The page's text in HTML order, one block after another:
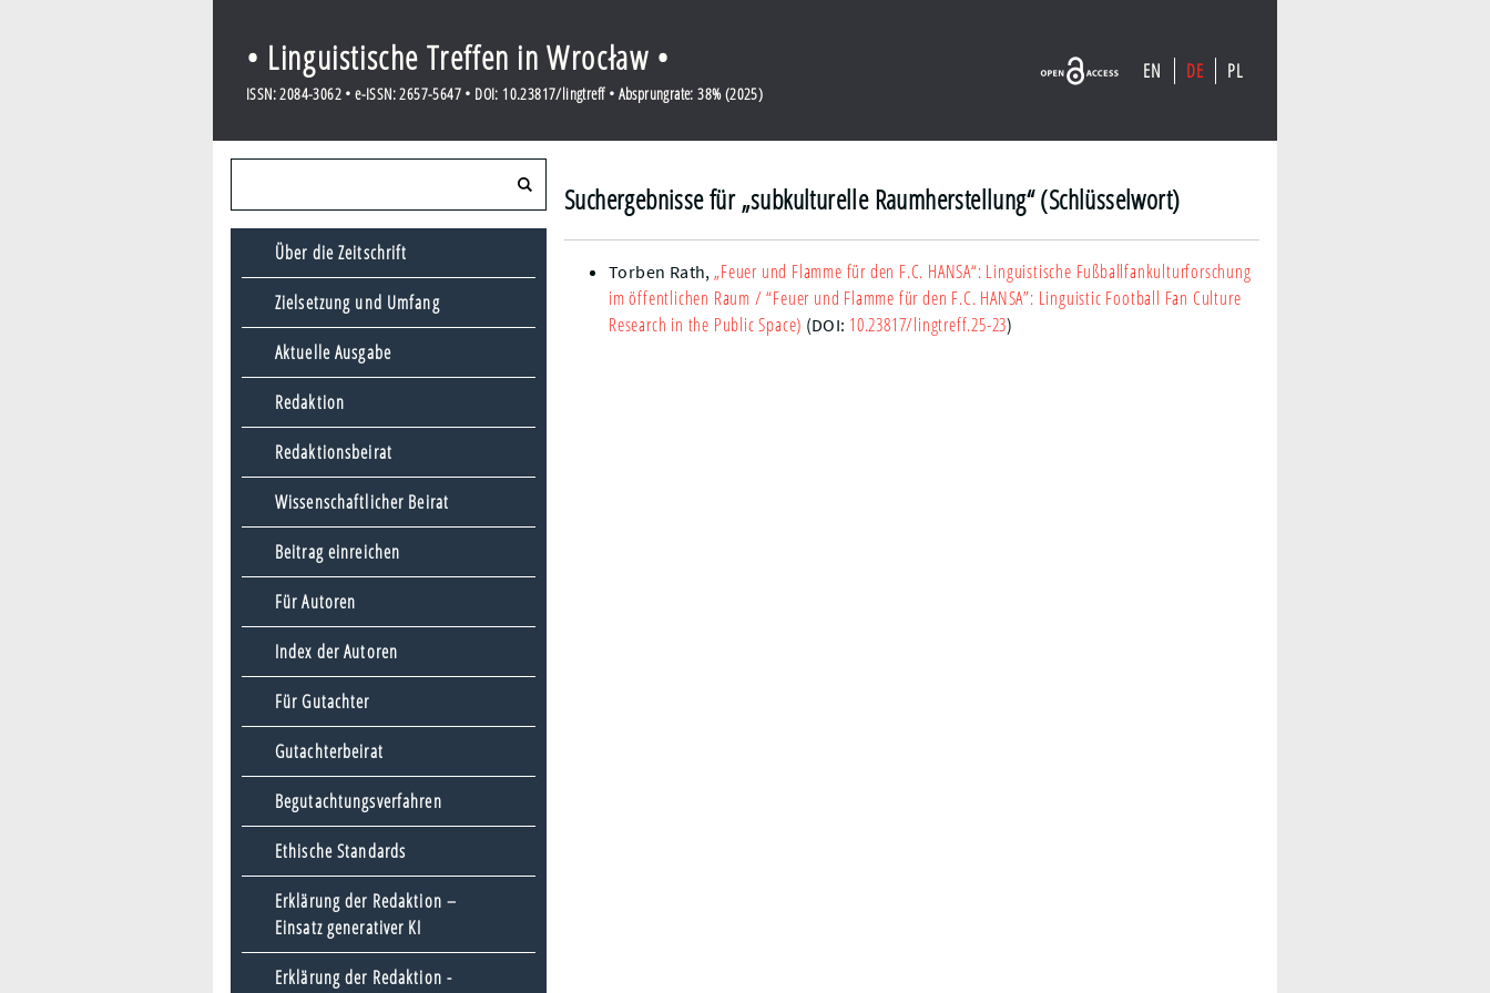
• Linguistische Treffen in Wrocław •
ISSN: 2084-3062 • e-ISSN: 2657-5647 • DOI: 10.23817/lingtreff • Absprungrate: 38% (2025)
EN DE PL
Über die Zeitschrift
Zielsetzung und Umfang
Aktuelle Ausgabe
Redaktion
Redaktionsbeirat
Wissenschaftlicher Beirat
Beitrag einreichen
Für Autoren
Index der Autoren
Für Gutachter
Gutachterbeirat
Begutachtungsverfahren
Ethische Standards
Erklärung der Redaktion –
Einsatz generativer KI
Erklärung der Redaktion -
Suchergebnisse für „subkulturelle Raumherstellung“ (Schlüsselwort)
Torben Rath,„Feuer und Flamme für den F.C. HANSA“: Linguistische Fußballfankulturforschung
im öffentlichen Raum / “Feuer und Flamme für den F.C. HANSA”: Linguistic Football Fan Culture
Research in the Public Space) (DOI: 10.23817/lingtreff.25-23)